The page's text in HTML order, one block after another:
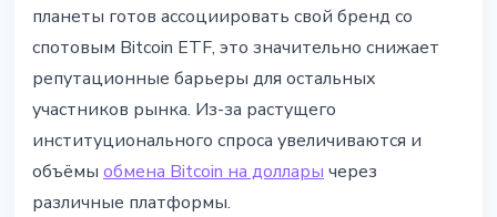
планеты готов ассоциировать свой бренд со
спотовым Bitcoin ETF, это значительно снижает
репутационные барьеры для остальных
участников рынка. Из-за растущего
институционального спроса увеличиваются и
объёмы обмена Bitcoin на долларычерез
различные платформы.